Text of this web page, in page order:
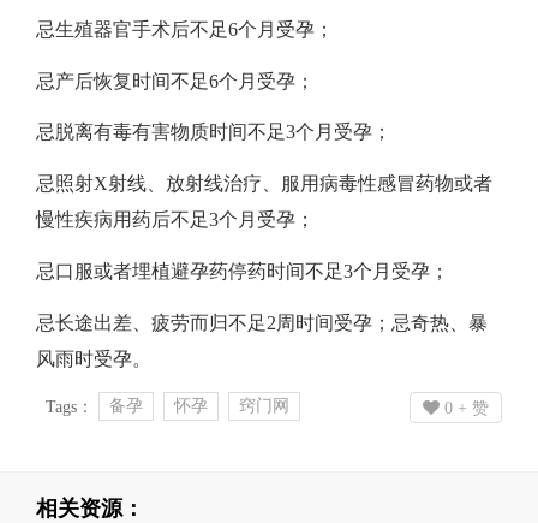
忌生殖器官手术后不足6个月受孕；
忌产后恢复时间不足6个月受孕；
忌脱离有毒有害物质时间不足3个月受孕；
忌照射X射线、放射线治疗、服用病毒性感冒药物或者
慢性疾病用药后不足3个月受孕；
忌口服或者埋植避孕药停药时间不足3个月受孕；
忌长途出差、疲劳而归不足2周时间受孕；忌奇热、暴
风雨时受孕。
Tags： 备孕 怀孕 窍门网 0 + 赞
相关资源：